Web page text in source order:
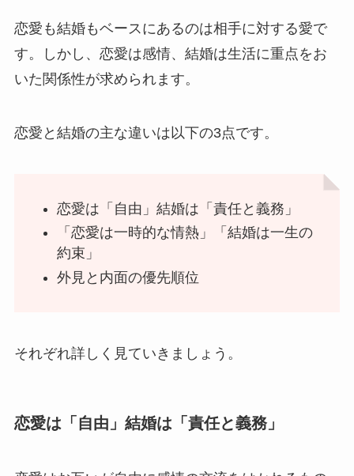
恋愛も結婚もベースにあるのは相手に対する愛で
す。しかし、恋愛は感情、結婚は生活に重点をお
いた関係性が求められます。
恋愛と結婚の主な違いは以下の3点です。
恋愛は「自由」結婚は「責任と義務」
「恋愛は一時的な情熱」「結婚は一生の
約束」
外見と内面の優先順位
それぞれ詳しく見ていきましょう。
恋愛は「自由」結婚は「責任と義務」